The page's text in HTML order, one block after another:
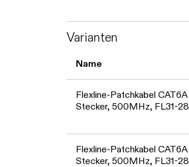
Varianten
Name
Flexline-Patchkabel
Stecker, 500MHz, FL31-
Flexline-Patchkabel
Stecker, 500MHz, FL31-